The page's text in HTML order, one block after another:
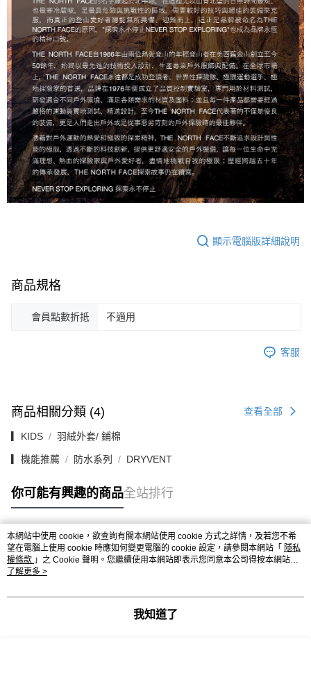
顯示電腦版詳細說明
商品規格
會員點數折抵 不適用
客服
商品相關分類 (4) 查看全部
▎KIDS 羽絨外套/ 鋪棉
▎機能推薦 防水系列 DRYVENT
你可能有興趣的商品全站排行
熱門標籤
本網站中使用 cookie，欲查詢有關本網站使用 cookie 方式之詳情，及若您不希
望在電腦上使用 cookie 時應如何變更電腦的 cookie 設定，請參閱本網站「 隱私
權條款 」之 Cookie 聲明。您繼續使用本網站即表示您同意本公司得按本網站使
用條款之 Cookie 聲明使用 cookie。
了解更多 >
我知道了